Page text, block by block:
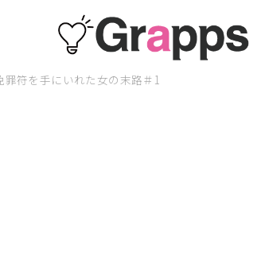
符を手にいれた女の末路＃1